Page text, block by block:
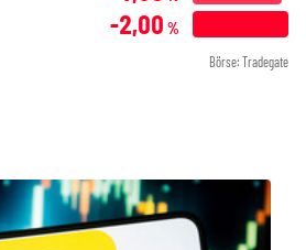
-2,00 %
Börse: Tradegate